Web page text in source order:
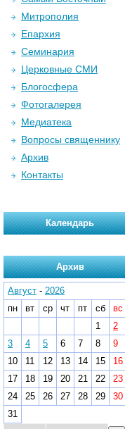
Митрополия
Епархия
Семинария
Церковные СМИ
Блогосфера
Фотогалерея
Медиатека
Вопросы священнику
Архив
Контакты
Календарь
Архив
Август - 2026
пн
вт ср чт пт сб
вс
1
2
3
4 5 6 7 8
9
10
11 12 13 14 15
16
17
18 19 20 21 22
23
24
25 26 27 28 29
30
31